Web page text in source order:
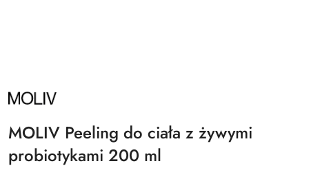
NAZWA
PRODUCENTA:
MOLIV Peeling do ciała z żywymi
probiotykami 200 ml